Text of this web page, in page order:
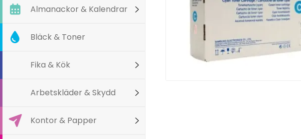
Almanackor & Kalendrar
Bläck & Toner
Fika & Kök
Arbetskläder & Skydd
Kontor & Papper